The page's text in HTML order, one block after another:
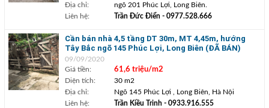
Địa chỉ:
ngõ 201 Phúc Lợi, Long Biên.
Liên hệ:
Trần Đức Điển- 0977.528.666
Cần bán nhà 4,5 tầng DT 30m, MT 4,45m, hướng
Tây Bắc ngõ 145 Phúc Lợi, Long Biên (ĐÃ BÁN)
09/09/2020
Giá tiền:
61,6 triệu/m2
Diện tích:
30 m2
Địa chỉ:
Ngõ 145 Phúc Lợi , Long Biên, Hà Nội
Liên hệ:
Trần Kiều Trinh- 0933.916.555